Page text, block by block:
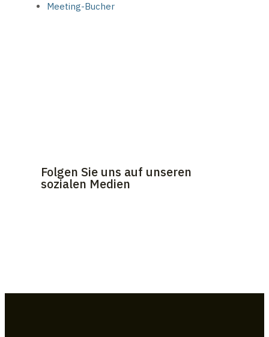
Meeting-Bucher
Folgen Sie uns auf unseren
sozialen Medien